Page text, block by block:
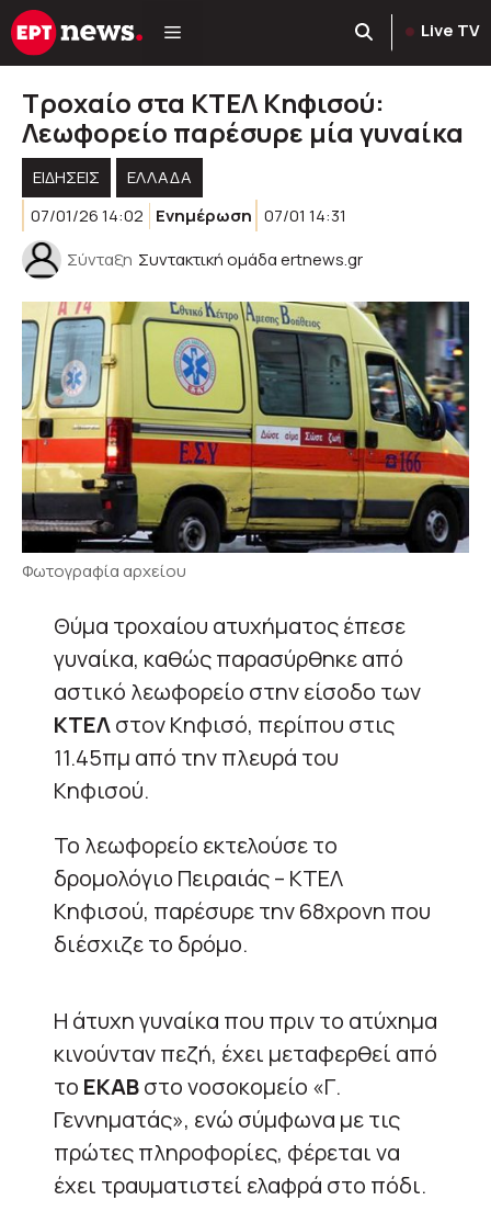
Μετάβαση
σε
Live TV
Τροχαίο στα ΚΤΕΛ Κηφισού:
Λεωφορείο παρέσυρε μία γυναίκα
ΕΙΔΗΣΕΙΣ
ΕΛΛΑΔΑ
07/01/26 14:02
Ενημέρωση 07/01 14:31
Σύνταξη Συντακτική ομάδα ertnews.gr
Φωτογραφία αρχείου
Θύμα τροχαίου ατυχήματος έπεσε
γυναίκα, καθώς παρασύρθηκε από
αστικό λεωφορείο στην είσοδο των
ΚΤΕΛστον Κηφισό, περίπου στις
11.45πμ από την πλευρά του
Κηφισού.
Το λεωφορείο εκτελούσε το
δρομολόγιο Πειραιάς – ΚΤΕΛ
Κηφισού, παρέσυρε την 68χρονη που
διέσχιζε το δρόμο.
Η άτυχη γυναίκα που πριν το ατύχημα
κινούνταν πεζή, έχει μεταφερθεί από
το ΕΚΑΒστο νοσοκομείο «Γ.
Γεννηματάς», ενώ σύμφωνα με τις
πρώτες πληροφορίες, φέρεται να
έχει τραυματιστεί ελαφρά στο πόδι.